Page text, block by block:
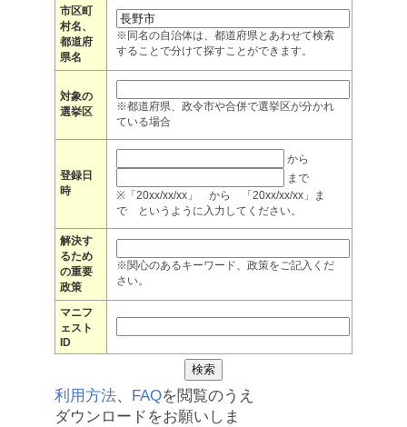
市区町
村名、
都道府
県名
※同名の自治体は、都道府県とあわせて検索
することで分けて探すことができます。
対象の
選挙区
※都道府県、政令市や合併で選挙区が分かれ
ている場合
登録日
時
から
まで
※「20xx/xx/xx」 から 「20xx/xx/xx」ま
で というように入力してください。
解決す
るため
の重要
政策
※関心のあるキーワード、政策をご記入くだ
さい。
マニフ
ェスト
ID
利用方法、 FAQを閲覧のうえ
ダウンロードをお願いしま